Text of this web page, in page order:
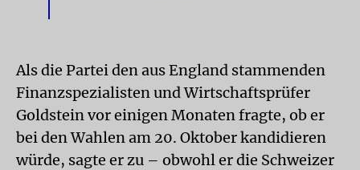
Als die Partei den aus England stammenden
Finanzspezialisten und Wirtschaftsprüfer
Goldstein vor einigen Monaten fragte, ob er
bei den Wahlen am 20. Oktober kandidieren
würde, sagte er zu – obwohl er die Schweizer